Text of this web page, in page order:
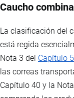
Caucho
La clasificación del
está regida
Nota 3 del Capítulo
las correas
Capítulo 40 y la